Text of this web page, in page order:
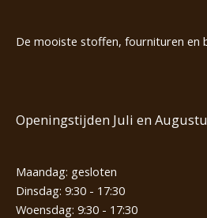
De mooiste stoffen, fournituren en
Openingstijden Juli en
Maandag: gesloten
Dinsdag: 9:30 - 17:30
Woensdag: 9:30 - 17:30